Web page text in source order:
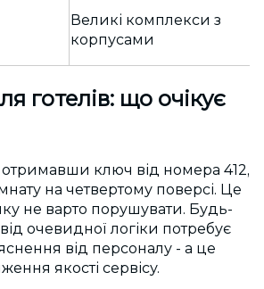
Великі комплекси з
корпусами
готелів: що очікує
отримавши ключ від номера 412,
на четвертому поверсі. Це
яку не варто порушувати. Будь-
очевидної логіки потребує
від персоналу - а це
якості сервісу.